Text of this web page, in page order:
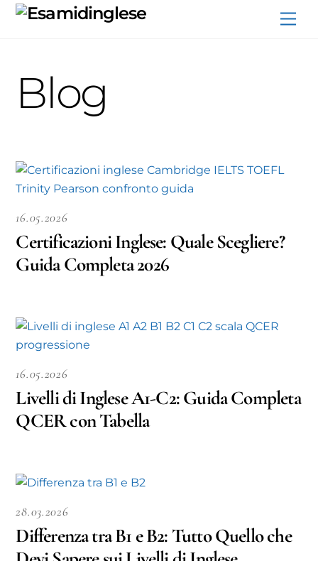
Skip
Blog
16.05.2026
Certificazioni Inglese: Quale Scegliere?
Guida Completa 2026
16.05.2026
Livelli di Inglese A1-C2: Guida Completa
QCER con Tabella
28.03.2026
Differenza tra B1 e B2: Tutto Quello che